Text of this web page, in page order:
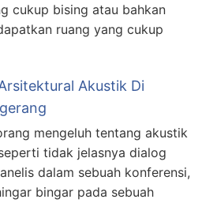
cukup bising atau bahkan
ruang yang cukup
Akustik Di
mengeluh tentang akustik
tidak jelasnya dialog
dalam sebuah konferensi,
bingar pada sebuah